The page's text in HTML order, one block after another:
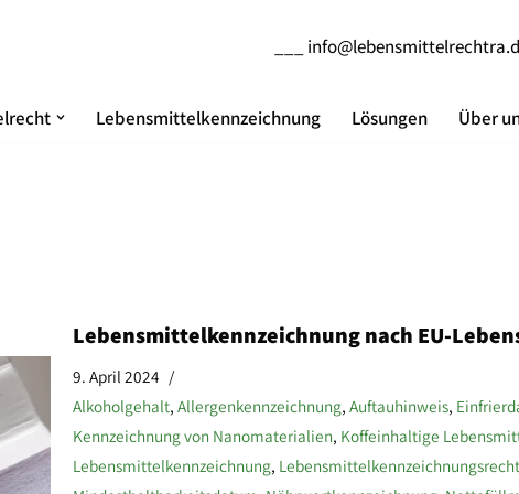
Lebensmittelkennzeichnung Lösungen Über
Lebensmittelkennzeichnung nach EU-
9. April 2024
Alkoholgehalt, Allergenkennzeichnung, Auftauhinweis,
Kennzeichnung von Nanomaterialien, Koffeinhaltige
Lebensmittelkennzeichnung, Lebensmittelkennzeichnungsrecht